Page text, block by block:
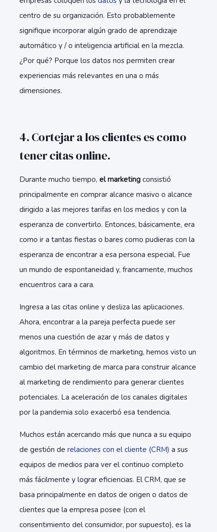
centro de su organización. Esto probablemente
signifique incorporar algún grado de aprendizaje
automático y / o inteligencia artificial en la mezcla.
¿Por qué? Porque los datos nos permiten crear
experiencias más relevantes en una o más
dimensiones.
4. Cortejar a los clientes es como
tener citas online.
Durante mucho tiempo, el marketing consistió
principalmente en comprar alcance masivo o alcance
dirigido a las mejores tarifas en los medios y con la
esperanza de convertirlo. Entonces, básicamente, era
como ir a tantas fiestas o bares como pudieras con la
esperanza de encontrar a esa persona especial. Fue
un mundo de espontaneidad y, francamente, muchos
encuentros cara a cara.
Ingresa a las citas online y desliza las aplicaciones.
Ahora, encontrar a la pareja perfecta puede ser
menos una cuestión de azar y más de datos y
algoritmos. En términos de marketing, hemos visto un
cambio del marketing de marca para construir alcance
al marketing de rendimiento para generar clientes
potenciales. La aceleración de los canales digitales
por la pandemia solo exacerbó esa tendencia.
Muchos están acercando más que nunca a su equipo
de gestión de relaciones con el cliente (CRM) a sus
equipos de medios para ver el continuo completo
más fácilmente y lograr eficiencias. El CRM, que se
basa principalmente en datos de origen o datos de
clientes que la empresa posee (con el
consentimiento del consumidor, por supuesto), es la